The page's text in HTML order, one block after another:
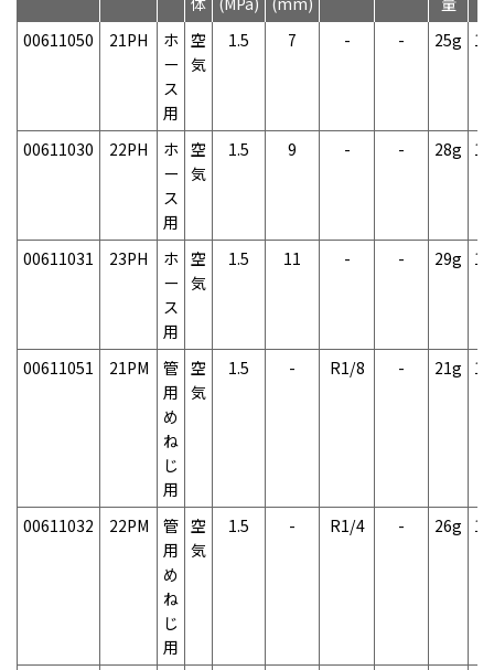
00611050 21PH
ホ
ー
ス
用
空
気
1.5 7 - - 25g
00611030 22PH
ホ
ー
ス
用
空
気
1.5 9 - - 28g
00611031 23PH
ホ
ー
ス
用
空
気
1.5 11 - - 29g
00611051 21PM
管
用
め
ね
じ
用
空
気
1.5 - R1/8 - 21g
00611032 22PM
管
用
め
ね
じ
用
空
気
1.5 - R1/4 - 26g